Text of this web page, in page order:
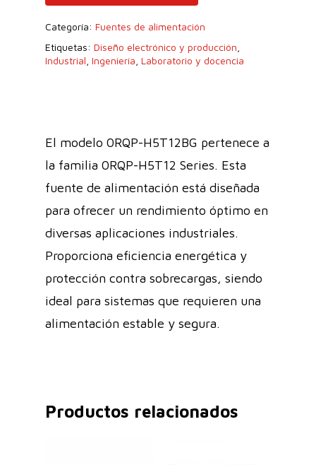
Categoría: Fuentes de alimentación
Etiquetas: Diseño electrónico y producción
Industrial Ingeniería Laboratorio y docencia
El modelo 0RQP-H5T12BG pertenece a
la familia 0RQP-H5T12 Series. Esta
fuente de alimentación está diseñada
para ofrecer un rendimiento óptimo en
diversas aplicaciones industriales.
Proporciona eficiencia energética y
protección contra sobrecargas, siendo
ideal para sistemas que requieren una
alimentación estable y segura.
Productos relacionados